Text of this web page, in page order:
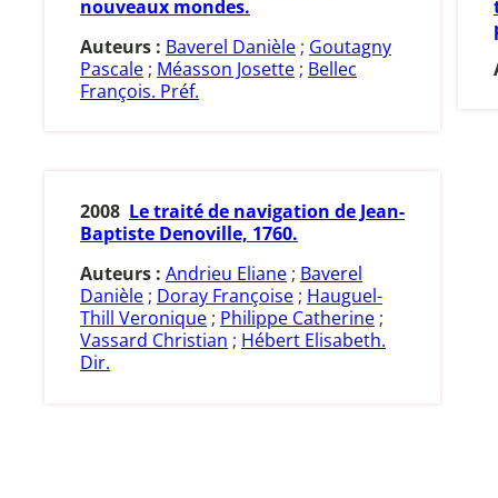
nouveaux mondes.
Auteurs : Baverel Danièle ; Goutagny
Pascale ; Méasson Josette ; Bellec
François. Préf.
2008 Le traité de navigation de Jean-
Baptiste Denoville, 1760.
Auteurs : Andrieu Eliane; Baverel
Danièle; Doray Françoise; Hauguel-
Thill Veronique; Philippe Catherine;
Vassard Christian ; Hébert Elisabeth.
Dir.